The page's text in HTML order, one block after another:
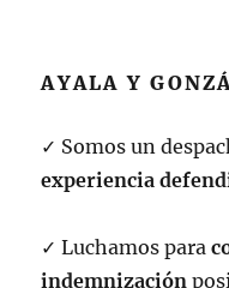
AYALA Y
✓ Somos un
experiencia
✓ Luchamos para
indemnización